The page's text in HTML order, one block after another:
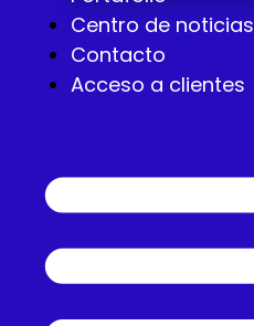
Centro de noticias
Contacto
Acceso a clientes